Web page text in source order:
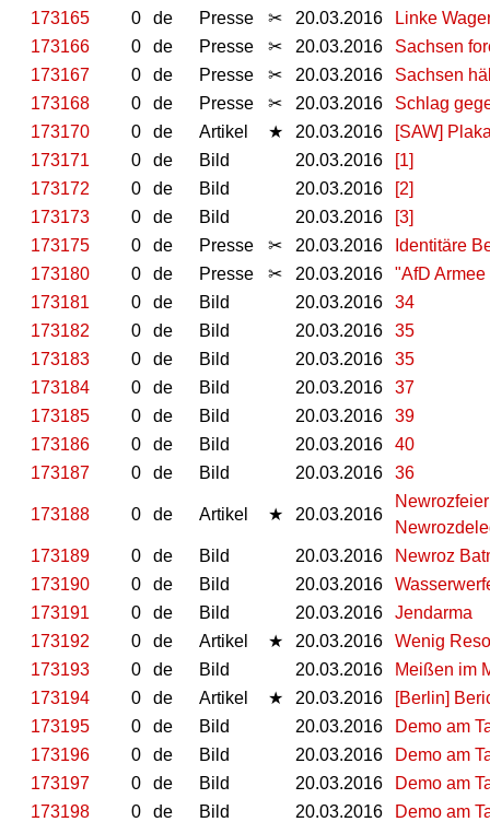
173165
0 de Presse ✂ 20.03.2016
Linke
173166
0 de Presse ✂ 20.03.2016
Sachsen
173167
0 de Presse ✂ 20.03.2016
Sachsen
173168
0 de Presse ✂ 20.03.2016
Schlag
173170
0 de Artikel ★ 20.03.2016
[SAW]
173171
0 de Bild 20.03.2016
[1]
173172
0 de Bild 20.03.2016
[2]
173173
0 de Bild 20.03.2016
[3]
173175
0 de Presse ✂ 20.03.2016
Identitäre
173180
0 de Presse ✂ 20.03.2016
"AfD
173181
0 de Bild 20.03.2016
34
173182
0 de Bild 20.03.2016
35
173183
0 de Bild 20.03.2016
35
173184
0 de Bild 20.03.2016
37
173185
0 de Bild 20.03.2016
39
173186
0 de Bild 20.03.2016
40
173187
0 de Bild 20.03.2016 36
173188 0 de Artikel ★ 20.03.2016
173189
0 de Bild 20.03.2016
Newroz
173190
0 de Bild 20.03.2016
173191
0 de Bild 20.03.2016
Jendarma
173192
0 de Artikel ★ 20.03.2016
Wenig
173193
0 de Bild 20.03.2016
Meißen im
173194
0 de Artikel ★ 20.03.2016
[Berlin]
173195
0 de Bild 20.03.2016
Demo am
173196
0 de Bild 20.03.2016
Demo am
173197
0 de Bild 20.03.2016
Demo am
173198
0 de Bild 20.03.2016
Demo am